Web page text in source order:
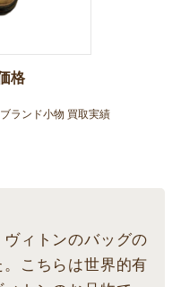
格
ランド小物 買取実績
ィトンのバッグの
こちらは世界的有